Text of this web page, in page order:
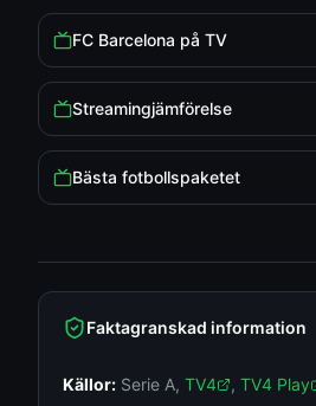
FC Barcelona på TV
Streamingjämförelse
Bästa fotbollspaketet
Faktagranskad information
Källor: Serie A, TV4 , TV4 Play